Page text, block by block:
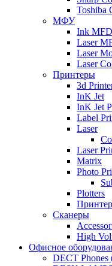
Toshiba
МФУ
Ink MFD
Laser
Laser
Laser
Принтеры
3d
InK Jet
InK Jet
Label
Laser
Laser
Matrix
Photo
Plotters
Сканеры
High
Офисное
DECT